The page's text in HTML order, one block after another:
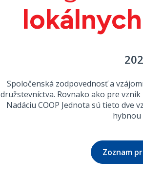
Spoločenská zodpovednosť a
družstevníctva. Rovnako ako pre
Nadáciu COOP Jednota sú tieto dve
hybnou
Zoznam